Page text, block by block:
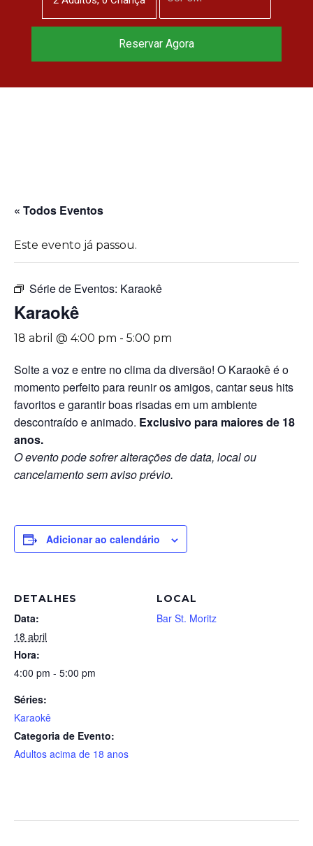
« Todos Eventos
Este evento já passou.
Série de Eventos: Karaokê
Karaokê
18 abril @ 4:00 pm - 5:00 pm
Solte a voz e entre no clima da diversão! O Karaokê é o
momento perfeito para reunir os amigos, cantar seus hits
favoritos e garantir boas risadas em um ambiente
descontraído e animado. Exclusivo para maiores de 18
anos.
O evento pode sofrer alterações de data, local ou
cancelamento sem aviso prévio.
Adicionar ao calendário
DETALHES
Data:
18 abril
Hora:
4:00 pm - 5:00 pm
Séries:
Karaokê
Categoria de Evento:
Adultos acima de 18 anos
LOCAL
Bar St. Moritz
Reserve agora, com
Reservar Agora